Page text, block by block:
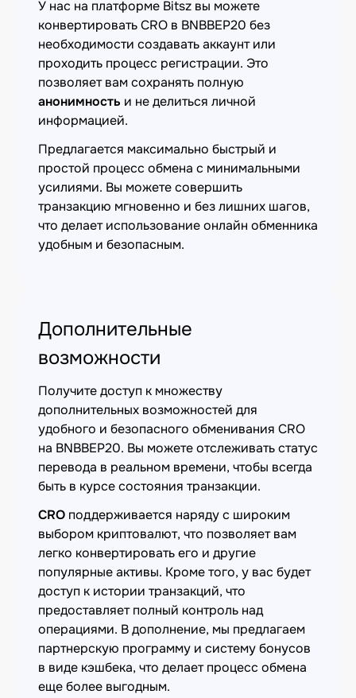
У нас на платформе Bitsz вы можете
конвертировать CRO в BNBBEP20 без
необходимости создавать аккаунт или
проходить процесс регистрации. Это
позволяет вам сохранять полную
анонимность и не делиться личной
информацией.
Предлагается максимально быстрый и
простой процесс обмена с минимальными
усилиями. Вы можете совершить
транзакцию мгновенно и без лишних шагов,
что делает использование онлайн обменника
удобным и безопасным.
Дополнительные
возможности
Получите доступ к множеству
дополнительных возможностей для
удобного и безопасного обменивания CRO
на BNBBEP20. Вы можете отслеживать статус
перевода в реальном времени, чтобы всегда
быть в курсе состояния транзакции.
CRO поддерживается наряду с широким
выбором криптовалют, что позволяет вам
легко конвертировать его и другие
популярные активы. Кроме того, у вас будет
доступ к истории транзакций, что
предоставляет полный контроль над
операциями. В дополнение, мы предлагаем
партнерскую программу и систему бонусов
в виде кэшбека, что делает процесс обмена
еще более выгодным.